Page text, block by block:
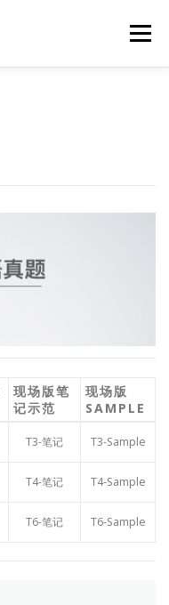
Menu
现场版笔
记示范
现场版
SAMPLE
T3-笔记 T3-Sample
T4-笔记 T4-Sample
T6-笔记 T6-Sample